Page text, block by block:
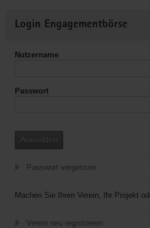
Informationen
Login Engagementbörse
Nutzername
Passwort
Anmelden
Passwort vergessen
Machen Sie Ihren Verein, Ihr Projekt
Verein neu registrieren